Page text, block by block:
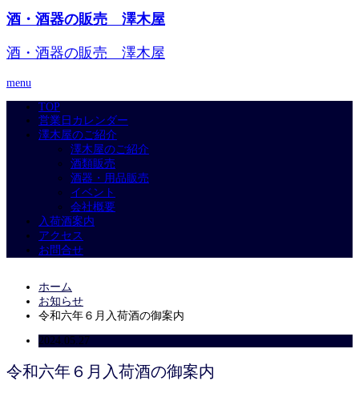
酒・酒器の販売 澤木屋
酒・酒器の販売 澤木屋
menu
TOP
営業日カレンダー
澤木屋のご紹介
澤木屋のご紹介
酒類販売
酒器・用品販売
イベント
会社概要
入荷酒案内
アクセス
お問合せ
ホーム
お知らせ
令和六年６月入荷酒の御案内
2024.05.27
令和六年６月入荷酒の御案内